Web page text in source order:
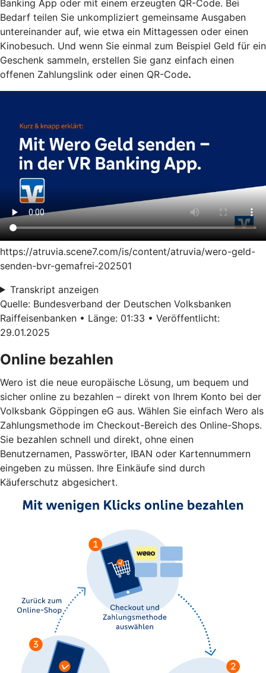
Banking App oder mit einem erzeugten QR-Code. Bei
Bedarf teilen Sie unkompliziert gemeinsame Ausgaben
untereinander auf, wie etwa ein Mittagessen oder einen
Kinobesuch. Und wenn Sie einmal zum Beispiel Geld für ein
Geschenk sammeln, erstellen Sie ganz einfach einen
offenen Zahlungslink oder einen QR-Code.
https://atruvia.scene7.com/is/content/atruvia/wero-geld-
senden-bvr-gemafrei-202501
Transkript anzeigen
Quelle: Bundesverband der Deutschen Volksbanken
Raiffeisenbanken • Länge: 01:33 • Veröffentlicht:
29.01.2025
Online bezahlen
Wero ist die neue europäische Lösung, um bequem und
sicher online zu bezahlen – direkt von Ihrem Konto bei der
Volksbank Göppingen eG aus. Wählen Sie einfach Wero als
Zahlungsmethode im Checkout-Bereich des Online-Shops.
Sie bezahlen schnell und direkt, ohne einen
Benutzernamen, Passwörter, IBAN oder Kartennummern
eingeben zu müssen. Ihre Einkäufe sind durch
Käuferschutz abgesichert.